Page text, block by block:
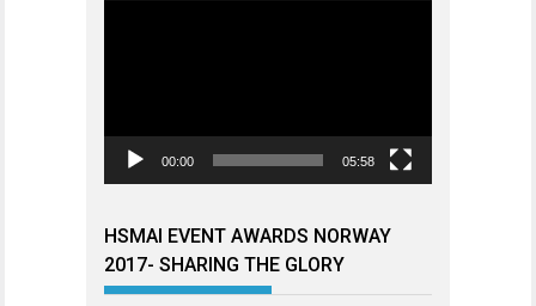
00:00 05:58
HSMAI EVENT AWARDS NORWAY
2017- SHARING THE GLORY